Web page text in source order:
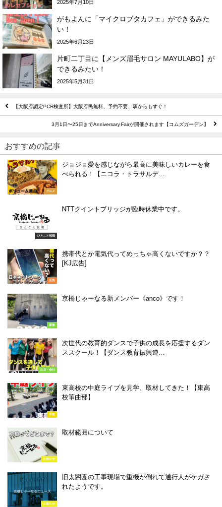
2025年7月10日
がもよんに「マイクロブタカフェ」ができるみた
い！
2025年6月23日
片町二丁目に【メンズ眉毛サロン MAYULABO】が
できるみたい！
2025年5月31日
【大阪府認定PCR検査所】大阪府民無料、予約不要、駅からもすぐ！
3月1日〜25日までAnniversary Fairが開催されます【コムズガーデン】
おすすめの記事
グルメ
ジョジョ愛を感じながら最高に美味しいカレーを食
べられる！【ニコラ・トラサルデ…
ひとこと投稿
NTTクイントブリッジが臨時休業中です。
広告
携帯代とか電気代ってめっちゃ高くないですか？？
[KJ広告]
家族
京橋じゃーなる新メンバー《anco》です！
お店・会社
次世代の教育的ダンスで子供の成長を応援するダン
ススクール！【ダンス教育振興連…
学校
東高校の中庭ライブを見学、取材してきた！【東高
校箏曲部】
お知らせ
取材範囲について
お知らせ
旧太閤園の工事現場で重機が倒れて通行人がケガさ
れたようです。